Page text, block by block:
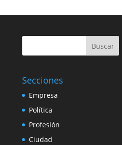
Buscar
Secciones
Empresa
Política
Profesión
Ciudad